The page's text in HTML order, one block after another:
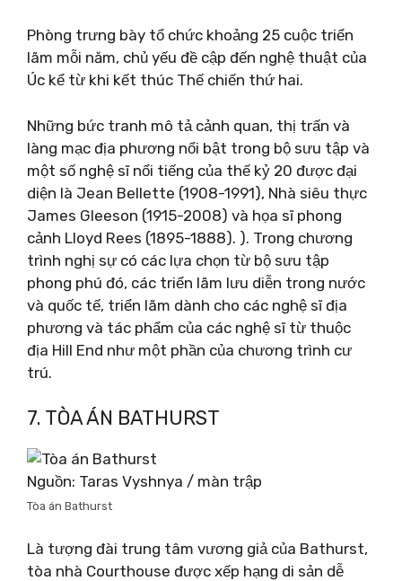
Phòng trưng bày tổ chức khoảng 25 cuộc triển
lãm mỗi năm, chủ yếu đề cập đến nghệ thuật của
Úc kể từ khi kết thúc Thế chiến thứ hai.
Những bức tranh mô tả cảnh quan, thị trấn và
làng mạc địa phương nổi bật trong bộ sưu tập và
một số nghệ sĩ nổi tiếng của thế kỷ 20 được đại
diện là Jean Bellette (1908-1991), Nhà siêu thực
James Gleeson (1915-2008) và họa sĩ phong
cảnh Lloyd Rees (1895-1888). ). Trong chương
trình nghị sự có các lựa chọn từ bộ sưu tập
phong phú đó, các triển lãm lưu diễn trong nước
và quốc tế, triển lãm dành cho các nghệ sĩ địa
phương và tác phẩm của các nghệ sĩ từ thuộc
địa Hill End như một phần của chương trình cư
trú.
7. TÒA ÁN BATHURST
Nguồn: Taras Vyshnya / màn trập
Tòa án Bathurst
Là tượng đài trung tâm vương giả của Bathurst,
tòa nhà Courthouse được xếp hạng di sản dễ